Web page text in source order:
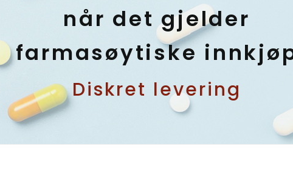
når det gjelder
farmasøytiske
Diskret levering